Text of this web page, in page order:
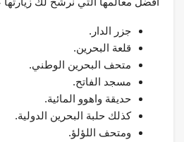
جزر الدار.
قلعة البحرين.
متحف البحرين الوطني.
مسجد الفاتح.
حديقة واهوو المائية.
كذلك حلبة البحرين الدولية.
ومتحف اللؤلؤ.